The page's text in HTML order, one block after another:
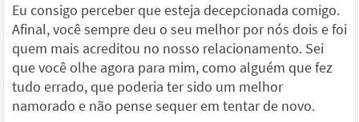
Eu consigo perceber que esteja decepcionada comigo.
Afinal, você sempre deu o seu melhor por nós dois e foi
quem mais acreditou no nosso relacionamento. Sei
que você olhe agora para mim, como alguém que fez
tudo errado, que poderia ter sido um melhor
namorado e não pense sequer em tentar de novo.